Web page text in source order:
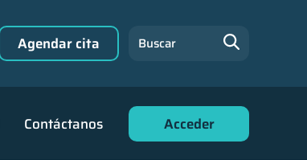
Contáctanos Acceder
Agendar cita Buscar